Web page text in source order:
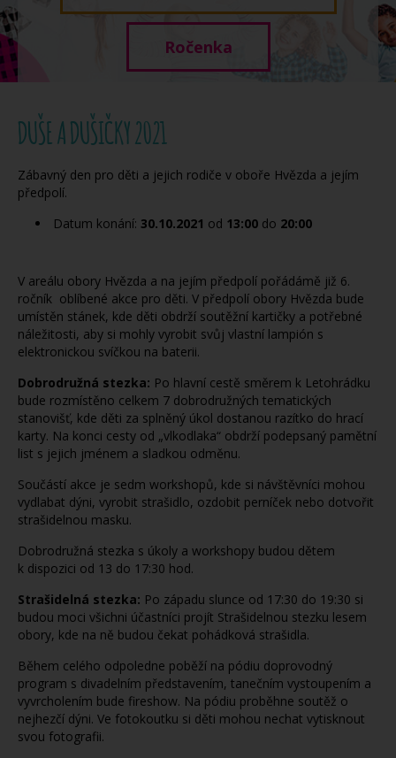
Ročenka
DUŠE A DUŠIČKY 2021
Zábavný den pro děti a jejich rodiče v oboře Hvězda a jejím
předpolí.
Datum konání: 30.10.2021 od 13:00 do 20:00
V areálu obory Hvězda a na jejím předpolí pořádámě již 6.
ročník oblíbené akce pro děti. V předpolí obory Hvězda bude
umístěn stánek, kde děti obdrží soutěžní kartičky a potřebné
náležitosti, aby si mohly vyrobit svůj vlastní lampión s
elektronickou svíčkou na baterii.
Dobrodružná stezka: Po hlavní cestě směrem k Letohrádku
bude rozmístěno celkem 7 dobrodružných tematických
stanovišť, kde děti za splněný úkol dostanou razítko do hrací
karty. Na konci cesty od „vlkodlaka“ obdrží podepsaný pamětní
list s jejich jménem a sladkou odměnu.
Součástí akce je sedm workshopů, kde si návštěvníci mohou
vydlabat dýni, vyrobit strašidlo, ozdobit perníček nebo dotvořit
strašidelnou masku.
Dobrodružná stezka s úkoly a workshopy budou dětem
k dispozici od 13 do 17:30 hod.
Strašidelná stezka: Po západu slunce od 17:30 do 19:30 si
budou moci všichni účastníci projít Strašidelnou stezku lesem
obory, kde na ně budou čekat pohádková strašidla.
Během celého odpoledne poběží na pódiu doprovodný
program s divadelním představením, tanečním vystoupením a
vyvrcholením bude fireshow. Na pódiu proběhne soutěž o
nejhezčí dýni. Ve fotokoutku si děti mohou nechat vytisknout
svou fotografii.